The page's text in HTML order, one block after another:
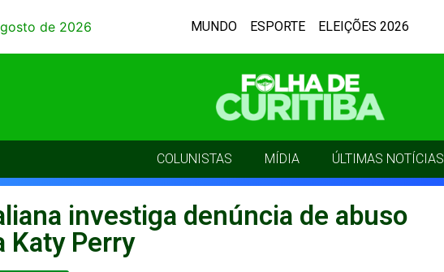
de 2026 MUNDO ESPORTE ELEIÇÕES 2026
COLUNISTAS MÍDIA ÚLTIMAS NOTÍCIAS
investiga denúncia de abuso
Katy Perry